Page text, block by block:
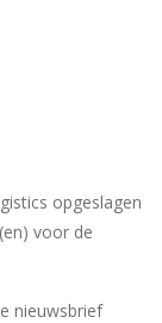
opgeslagen
voor de
nieuwsbrief